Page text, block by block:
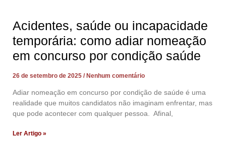
Acidentes, saúde ou incapacidade
temporária: como adiar nomeação
em concurso por condição saúde
26 de setembro de 2025 Nenhum comentário
Adiar nomeação em concurso por condição de saúde é uma
realidade que muitos candidatos não imaginam enfrentar, mas
que pode acontecer com qualquer pessoa. Afinal,
Ler Artigo »